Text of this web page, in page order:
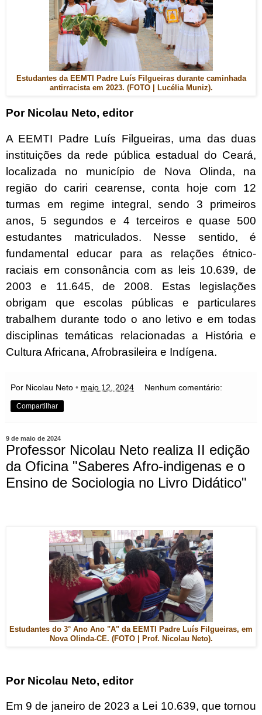
Estudantes da EEMTI Padre Luís Filgueiras durante caminhada
antirracista em 2023. (FOTO | Lucélia Muniz).
Por Nicolau Neto, editor
A EEMTI Padre Luís Filgueiras, uma das duas
instituições da rede pública estadual do Ceará,
localizada no município de Nova Olinda, na
região do cariri cearense, conta hoje com 12
turmas em regime integral, sendo 3 primeiros
anos, 5 segundos e 4 terceiros e quase 500
estudantes matriculados. Nesse sentido, é
fundamental educar para as relações étnico-
raciais em consonância com as leis 10.639, de
2003 e 11.645, de 2008. Estas legislações
obrigam que escolas públicas e particulares
trabalhem durante todo o ano letivo e em todas
disciplinas temáticas relacionadas a História e
Cultura Africana, Afrobrasileira e Indígena.
Por Nicolau Neto • maio 12, 2024 Nenhum comentário:
Compartilhar
9 de maio de 2024
Professor Nicolau Neto realiza II edição
da Oficina "Saberes Afro-indigenas e o
Ensino de Sociologia no Livro Didático"
Estudantes do 3° Ano Ano "A" da EEMTI Padre Luís Filgueiras, em
Nova Olinda-CE. (FOTO | Prof. Nicolau Neto).
Por Nicolau Neto, editor
Em 9 de janeiro de 2023 a Lei 10.639, que tornou